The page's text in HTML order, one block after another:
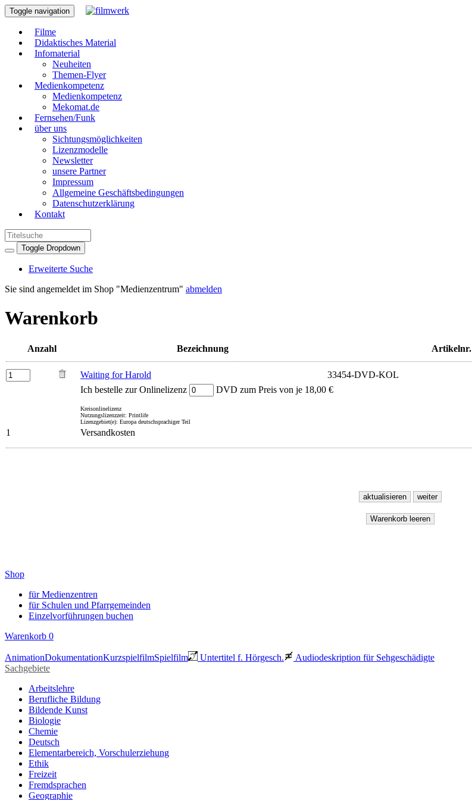
Toggle navigation
Filme
Didaktisches Material
Infomaterial
Neuheiten
Themen-Flyer
Medienkompetenz
Medienkompetenz
Mekomat.de
Fernsehen/Funk
über uns
Sichtungsmöglichkeiten
Lizenzmodelle
Newsletter
unsere Partner
Impressum
Allgemeine Geschäftsbedingungen
Datenschutzerklärung
Kontakt
Toggle Dropdown
Erweiterte Suche
Sie sind angemeldet im Shop "Medienzentrum" abmelden
Warenkorb
Anzahl Bezeichnung Artikelnr.
Waiting for Harold 33454-DVD-KOL
Ich bestelle zur Onlinelizenz
DVD zum Preis von je 18,00 €
Kreisonlinelizenz
Nutzungslizenzzeit: Printlife
Lizenzgebiet(e): Europa deutschsprachiger Teil
1 Versandkosten
Shop
für Medienzentren
für Schulen und Pfarrgemeinden
Einzelvorführungen buchen
Warenkorb 0
AnimationDokumentationKurzspielfilmSpielfilm Untertitel f. Hörgesch.
Audiodeskription für Sehgeschädigte
Sachgebiete
Arbeitslehre
Berufliche Bildung
Bildende Kunst
Biologie
Chemie
Deutsch
Elementarbereich, Vorschulerziehung
Ethik
Freizeit
Fremdsprachen
Geographie